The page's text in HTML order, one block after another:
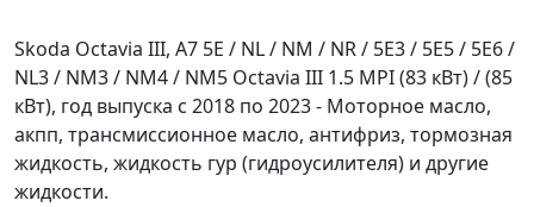
Skoda Octavia III, A7 5E / NL / NM / NR / 5E3 / 5E5 / 5E6 /
NL3 / NM3 / NM4 / NM5 Octavia III 1.5 MPI (83 кВт) / (85
кВт), год выпуска с 2018 по 2023 - Моторное масло,
акпп, трансмиссионное масло, антифриз, тормозная
жидкость, жидкость гур (гидроусилителя) и другие
жидкости.